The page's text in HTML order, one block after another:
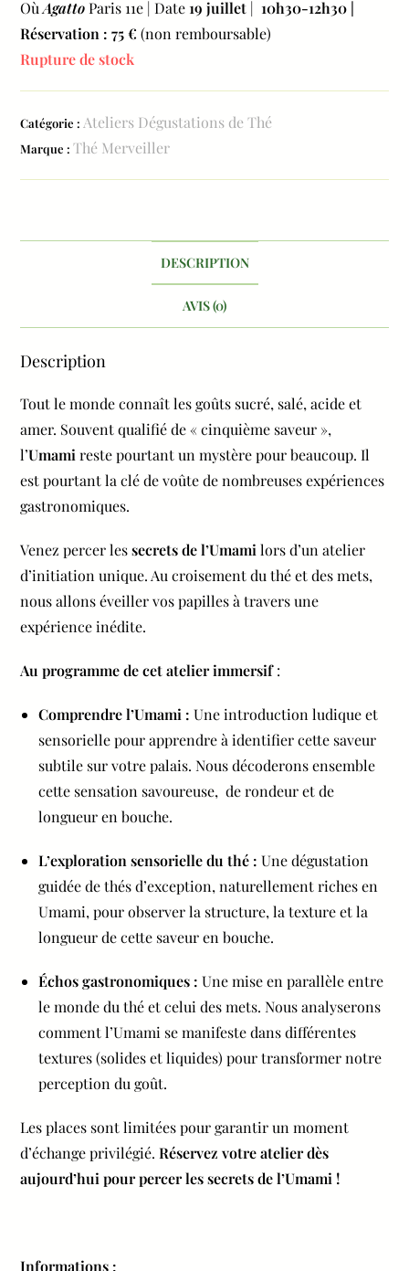
OùAgatto Paris 11e | Date19 juillet |10h30-12h30 |
Réservation : 75 € (non remboursable)
Rupture de stock
Catégorie : Ateliers Dégustations de Thé
Marque :Thé Merveiller
DESCRIPTION
AVIS (0)
Description
Tout le monde connaît les goûts sucré, salé, acide et
amer. Souvent qualifié de « cinquième saveur »,
l’Umami reste pourtant un mystère pour beaucoup. Il
est pourtant la clé de voûte de nombreuses expériences
gastronomiques.
Venez percer lessecrets de l’Umami lors d’un atelier
d’initiation unique. Au croisement du thé et des mets,
nous allons éveiller vos papilles à travers une
expérience inédite.
Au programme de cet atelier immersif:
Comprendre l’Umami : Une introduction ludique et
sensorielle pour apprendre à identifier cette saveur
subtile sur votre palais. Nous décoderons ensemble
cette sensation savoureuse, de rondeur et de
longueur en bouche.
L’exploration sensorielle du thé : Une dégustation
guidée de thés d’exception, naturellement riches en
Umami, pour observer la structure, la texture et la
longueur de cette saveur en bouche.
Échos gastronomiques : Une mise en parallèle entre
le monde du thé et celui des mets. Nous analyserons
comment l’Umami se manifeste dans différentes
textures (solides et liquides) pour transformer notre
perception du goût.
Les places sont limitées pour garantir un moment
d’échange privilégié.Réservez votre atelier dès
aujourd’hui pour percer les secrets de l’Umami !
Informations :